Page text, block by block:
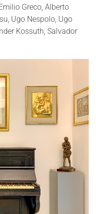
Greco, Alberto
Ugo Nespolo, Ugo
Kossuth, Salvador